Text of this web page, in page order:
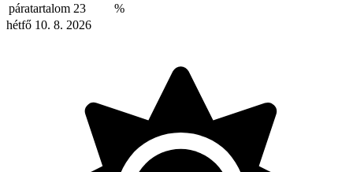
páratartalom 23
%
hétfő 10. 8. 2026